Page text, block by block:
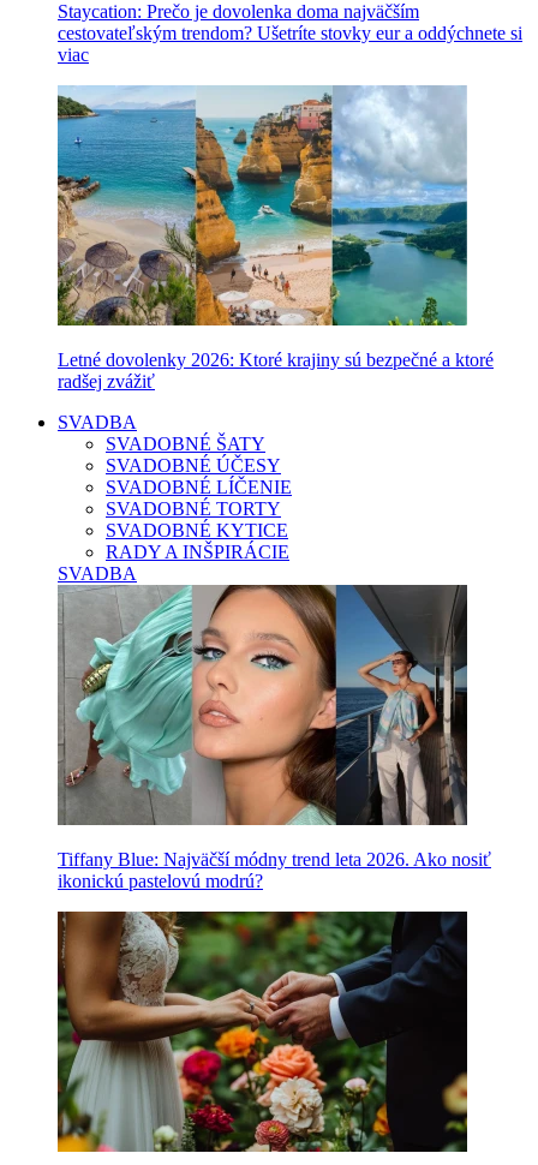
Staycation: Prečo je dovolenka doma najväčším
cestovateľským trendom? Ušetríte stovky eur a oddýchnete si
viac
Letné dovolenky 2026: Ktoré krajiny sú bezpečné a ktoré
radšej zvážiť
SVADBA
SVADOBNÉ ŠATY
SVADOBNÉ ÚČESY
SVADOBNÉ LÍČENIE
SVADOBNÉ TORTY
SVADOBNÉ KYTICE
RADY A INŠPIRÁCIE
SVADBA
Tiffany Blue: Najväčší módny trend leta 2026. Ako nosiť
ikonickú pastelovú modrú?